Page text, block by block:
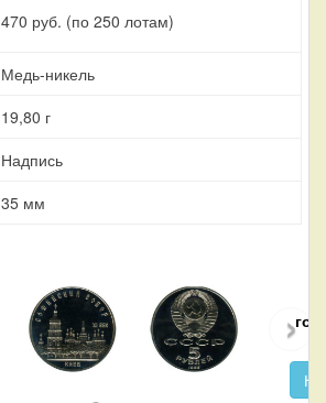
470 руб. (по 250 лотам)
Медь-никель
19,80 г
Надпись
35 мм
5 рублей 1988
года — Софийский
Собор в Киеве
Купить за 519 руб.
›